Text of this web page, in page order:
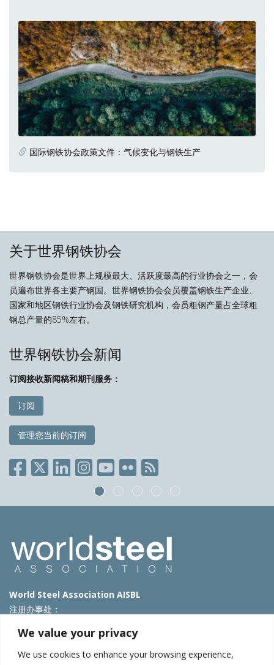
We value your privacy
We use cookies to enhance your browsing experience,
国际钢铁协会政策文件：气候变化与钢铁生产
关于世界钢铁协会
世界钢铁协会是世界上规模最大、活跃度最高的行业协会之一，会
员遍布世界各主要产钢国。世界钢铁协会会员覆盖钢铁生产企业、
国家和地区钢铁行业协会及钢铁研究机构，会员粗钢产量占全球粗
钢总产量的85%左右。
世界钢铁协会新闻
订阅接收新闻稿和期刊服务：
订阅
管理您当前的订阅
World Steel Association AISBL
注册办事处：
T: +32 2 702 89 00 – E:steel@worldsteel.org